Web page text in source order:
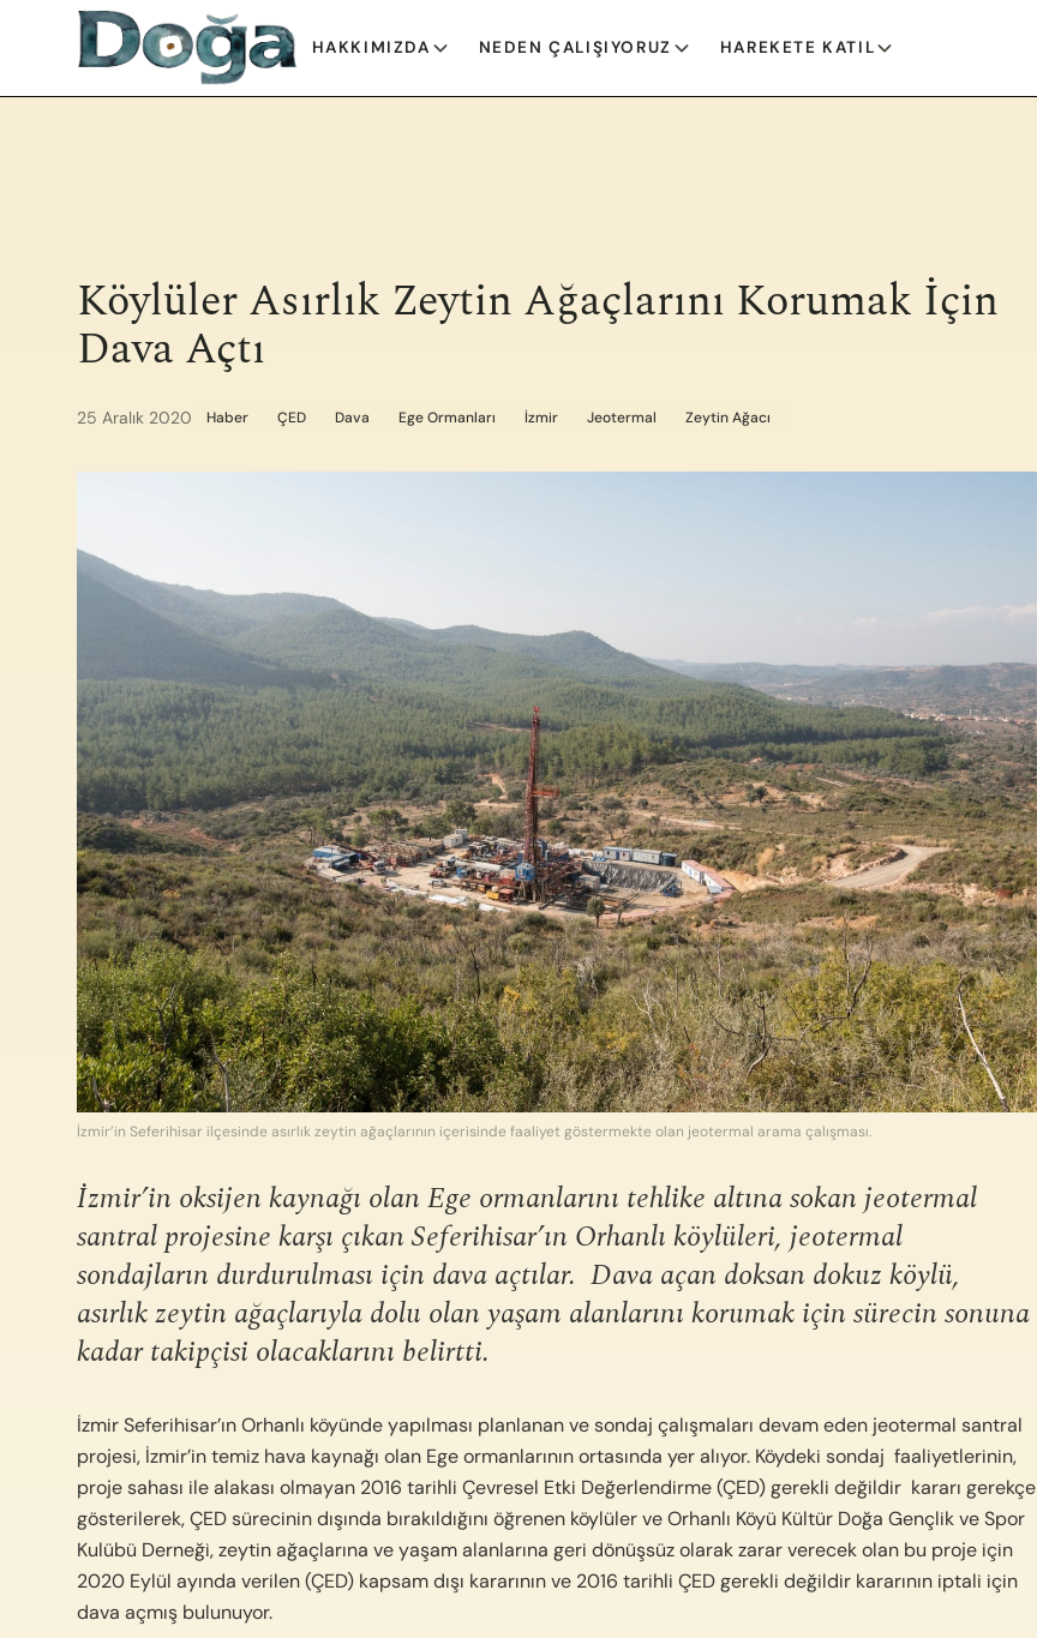
İçeriğe geç
HAKKIMIZDA NEDEN ÇALIŞIYORUZ HAREKETE KATIL
Köylüler Asırlık Zeytin Ağaçlarını Korumak İçin
Dava Açtı
25 Aralık 2020 Haber ÇED Dava Ege Ormanları İzmir Jeotermal Zeytin Ağacı
İzmir’in Seferihisar ilçesinde asırlık zeytin ağaçlarının içerisinde faaliyet göstermekte olan jeotermal arama çalışması.
İzmir’in oksijen kaynağı olan Ege ormanlarını tehlike altına sokan jeotermal
santral projesine karşı çıkan Seferihisar’ın Orhanlı köylüleri, jeotermal
sondajların durdurulması için dava açtılar. Dava açan doksan dokuz köylü,
asırlık zeytin ağaçlarıyla dolu olan yaşam alanlarını korumak için sürecin sonuna
kadar takipçisi olacaklarını belirtti.
İzmir Seferihisar’ın Orhanlı köyünde yapılması planlanan ve sondaj çalışmaları devam eden jeotermal santral
projesi, İzmir’in temiz hava kaynağı olan Ege ormanlarının ortasında yer alıyor. Köydeki sondaj faaliyetlerinin,
proje sahası ile alakası olmayan 2016 tarihli Çevresel Etki Değerlendirme (ÇED) gerekli değildir kararı gerekçe
gösterilerek, ÇED sürecinin dışında bırakıldığını öğrenen köylüler ve Orhanlı Köyü Kültür Doğa Gençlik ve Spor
Kulübü Derneği, zeytin ağaçlarına ve yaşam alanlarına geri dönüşsüz olarak zarar verecek olan bu proje için
2020 Eylül ayında verilen (ÇED) kapsam dışı kararının ve 2016 tarihli ÇED gerekli değildir kararının iptali için
dava açmış bulunuyor.